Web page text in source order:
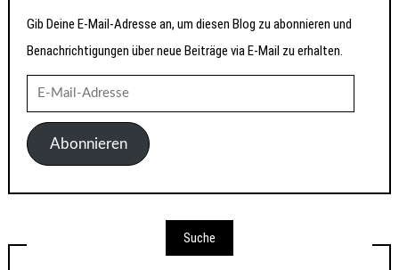
Gib Deine E-Mail-Adresse an, um diesen Blog zu abonnieren und
Benachrichtigungen über neue Beiträge via E-Mail zu erhalten.
Mail-
AdresseAbonnieren
Suche